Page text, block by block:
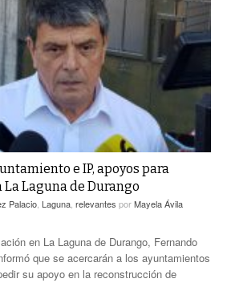
e IP, apoyos para
Laguna de Durango
Palacio, Laguna, relevantes porMayela Ávila
en La Laguna de Durango, Fernando
que se acercarán a los ayuntamientos
su apoyo en la reconstrucción de